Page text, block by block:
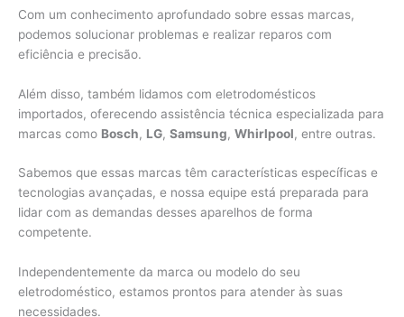
Com um conhecimento aprofundado sobre essas marcas,
podemos solucionar problemas e realizar reparos com
eficiência e precisão.
Além disso, também lidamos com eletrodomésticos
importados, oferecendo assistência técnica especializada para
marcas como Bosch, LG, Samsung, Whirlpool, entre outras.
Sabemos que essas marcas têm características específicas e
tecnologias avançadas, e nossa equipe está preparada para
lidar com as demandas desses aparelhos de forma
competente.
Independentemente da marca ou modelo do seu
eletrodoméstico, estamos prontos para atender às suas
necessidades.